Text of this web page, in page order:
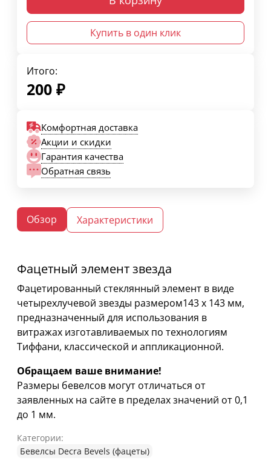
Купить в один клик
Итого:
200 ₽
Комфортная доставка
Акции и скидки
Гарантия качества
Обратная связь
Обзор Характеристики
Фацетный элемент звезда
Фацетированный стеклянный элемент в виде
четырехлучевой звезды размером143 х 143 мм,
предназначенный для использования в
витражах изготавливаемых по технологиям
Тиффани, классической и аппликационной.
Обращаем ваше внимание!
Размеры бевелсов могут отличаться от
заявленных на сайте в пределах значений от 0,1
до 1 мм.
Категории:
Бевелсы Decra Bevels (фацеты)